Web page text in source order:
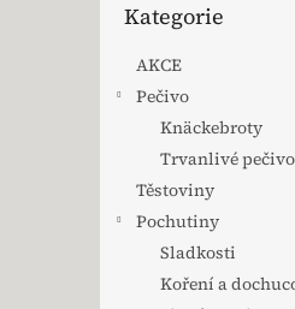
Kategorie
AKCE
Pečivo
Knäckebroty
Trvanlivé pečivo
Těstoviny
Pochutiny
Sladkosti
Koření a